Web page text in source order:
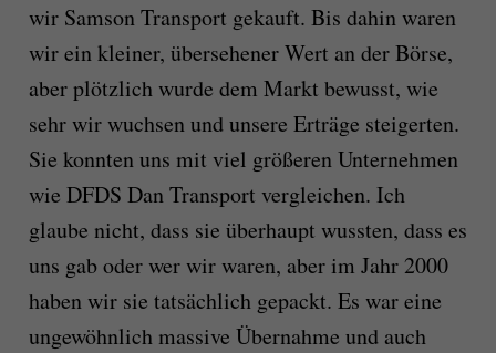
wir Samson Transport gekauft. Bis dahin waren
wir ein kleiner, übersehener Wert an der Börse,
aber plötzlich wurde dem Markt bewusst, wie
sehr wir wuchsen und unsere Erträge steigerten.
Sie konnten uns mit viel größeren Unternehmen
wie DFDS Dan Transport vergleichen. Ich
glaube nicht, dass sie überhaupt wussten, dass es
uns gab oder wer wir waren, aber im Jahr 2000
haben wir sie tatsächlich gepackt. Es war eine
ungewöhnlich massive Übernahme und auch